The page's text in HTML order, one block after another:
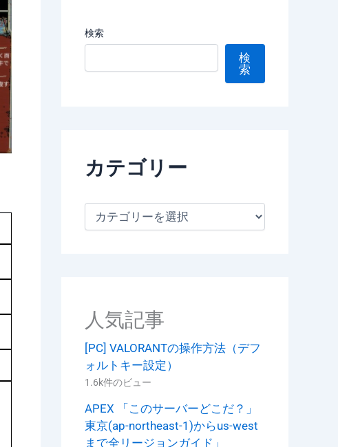
検索
検
索
カテゴリー
人気記事
[PC] VALORANTの操作方法（デフ
ォルトキー設定）
1.6k件のビュー
APEX 「このサーバーどこだ？」
東京(ap-northeast-1)からus-west
まで全リージョンガイド」